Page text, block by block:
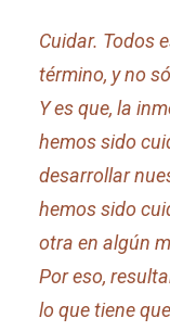
Cuidar. Todos
término, y no
Y es que, la
hemos sido
desarrollar
hemos sido
otra en algún
Por eso,
lo que tiene